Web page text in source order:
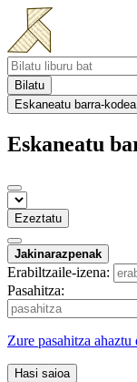
Bilatu
Eskaneatu barra-kodea
Eskaneatu
Ezeztatu
Jakinarazpenak
Erabiltzaile-izena:
Pasahitza:
Zure pasahitza ahaztu
Hasi saioa